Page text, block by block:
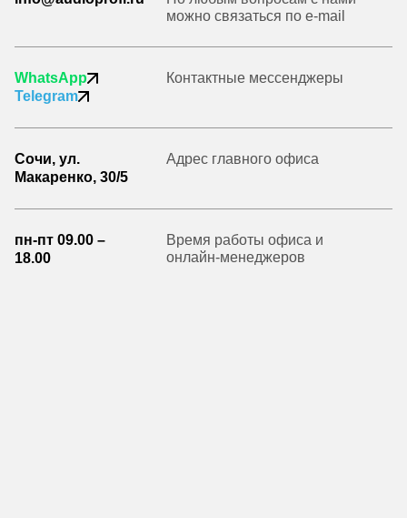
можно связаться по e-mail
WhatsApp
Telegram
Контактные мессенджеры
Сочи, ул.
Макаренко, 30/5
Адрес главного офиса
пн-пт 09.00 –
18.00
Время работы офиса и
онлайн-менеджеров